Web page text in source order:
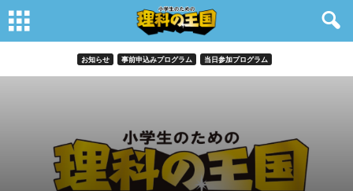
お知らせ 事前申込みプログラム 当日参加プログラム